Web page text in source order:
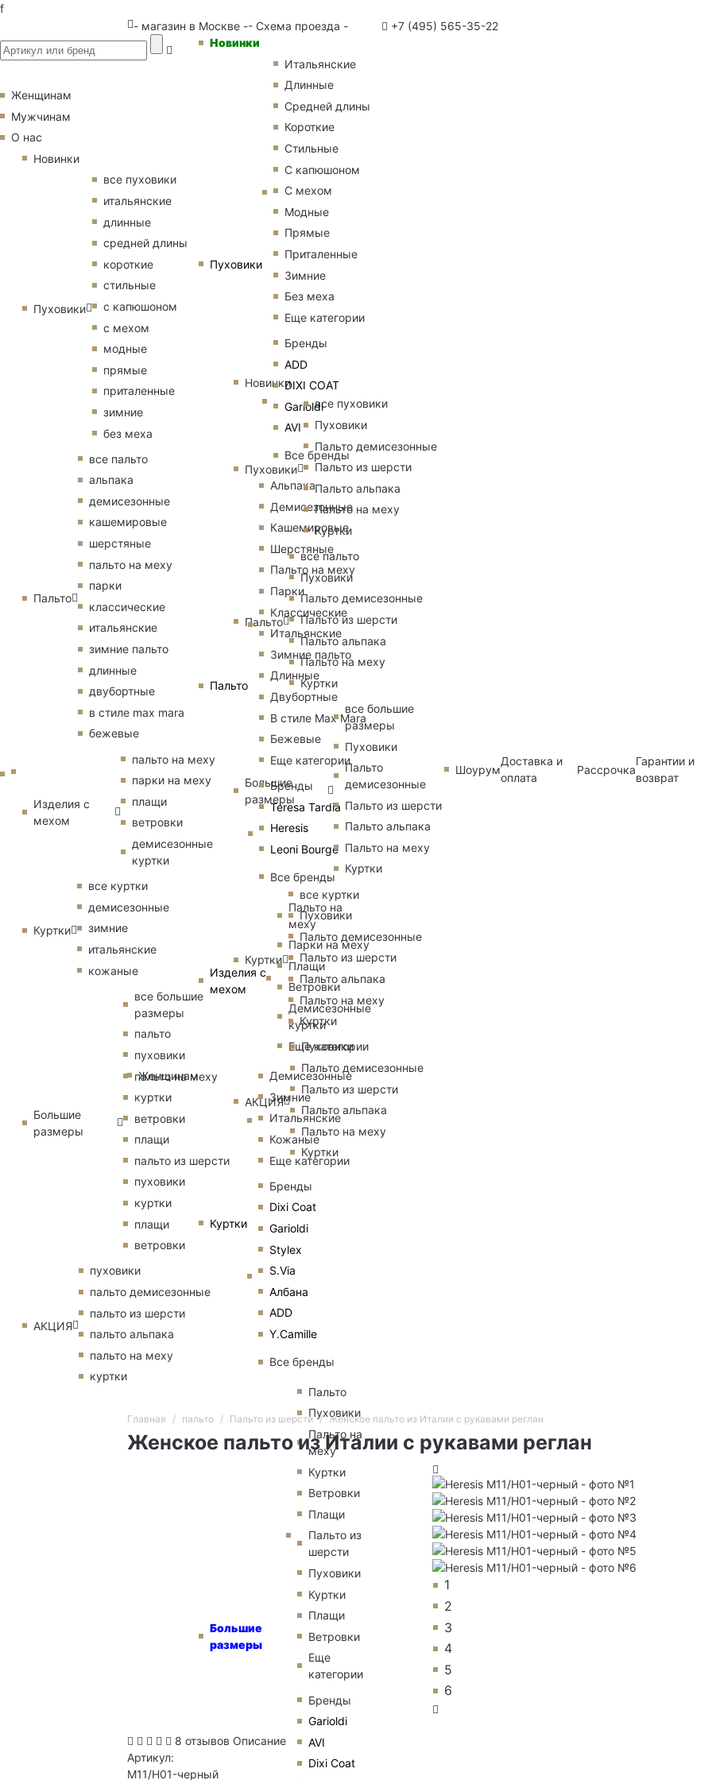
f
- магазин в Москве -- Схема проезда - +7 (495) 565-35-22
Женщинам
Новинки
Пуховики
Итальянские
Длинные
Средней длины
Короткие
Стильные
С капюшоном
С мехом
Модные
Прямые
Приталенные
Зимние
Без меха
Еще категории
Бренды
ADD
DIXI COAT
Garioldi
AVI
Все бренды
Пальто
Альпака
Демисезонные
Кашемировые
Шерстяные
Пальто на меху
Парки
Классические
Итальянские
Зимние пальто
Длинные
Двубортные
В стиле Max Mara
Бежевые
Еще категории
Бренды
Teresa Tardia
Heresis
Leoni Bourge
Все бренды
Изделия с
мехом
Пальто на
меху
Парки на меху
Плащи
Ветровки
Демисезонные
куртки
Еще категории
Куртки
Демисезонные
Зимние
Итальянские
Кожаные
Еще категории
Бренды
Dixi Coat
Garioldi
Stylex
S.Via
Албана
ADD
Y.Camille
Все бренды
Большие
размеры
Пальто
Пуховики
Пальто на
меху
Куртки
Ветровки
Плащи
Пальто из
шерсти
Пуховики
Куртки
Плащи
Ветровки
Еще
категории
Бренды
Garioldi
AVI
Dixi Coat
Женщинам
Мужчинам
О нас
Новинки
Пуховики
все пуховики
итальянские
длинные
средней длины
короткие
стильные
с капюшоном
с мехом
модные
прямые
приталенные
зимние
без меха
Пальто
все пальто
альпака
демисезонные
кашемировые
шерстяные
пальто на меху
парки
классические
итальянские
зимние пальто
длинные
двубортные
в стиле max mara
бежевые
Изделия с
мехом
пальто на меху
парки на меху
плащи
ветровки
демисезонные
куртки
Куртки
все куртки
демисезонные
зимние
итальянские
кожаные
Большие
размеры
все большие
размеры
пальто
пуховики
пальто на меху
куртки
ветровки
плащи
пальто из шерсти
пуховики
куртки
плащи
ветровки
АКЦИЯ
пуховики
пальто демисезонные
пальто из шерсти
пальто альпака
пальто на меху
куртки
Новинки
Пуховики
все пуховики
Пуховики
Пальто демисезонные
Пальто из шерсти
Пальто альпака
Пальто на меху
Куртки
Пальто
все пальто
Пуховики
Пальто демисезонные
Пальто из шерсти
Пальто альпака
Пальто на меху
Куртки
Большие
размеры
все большие
размеры
Пуховики
Пальто
демисезонные
Пальто из шерсти
Пальто альпака
Пальто на меху
Куртки
Куртки
все куртки
Пуховики
Пальто демисезонные
Пальто из шерсти
Пальто альпака
Пальто на меху
Куртки
АКЦИЯ
Пуховики
Пальто демисезонные
Пальто из шерсти
Пальто альпака
Пальто на меху
Куртки
Шоурум
Доставка и
оплата
Рассрочка
Гарантии и
возврат
Главная пальто Пальто из шерсти Женское пальто из Италии с рукавами реглан
Женское пальто из Италии с рукавами реглан
1
2
3
4
5
6
8 отзывов Описание
Артикул:
M11/H01-черный